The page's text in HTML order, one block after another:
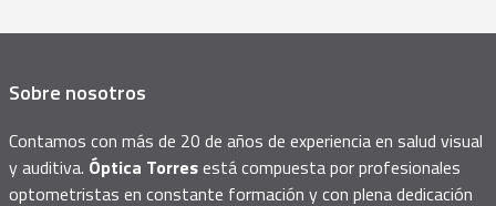
Sobre nosotros
Contamos con más de 20 de años de experiencia en salud visual
y auditiva. Óptica Torresestá compuesta por profesionales
optometristas en constante formación y con plena dedicación